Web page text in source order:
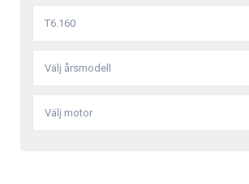
T6.160
Välj årsmodell
Välj motor